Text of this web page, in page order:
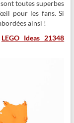
toutes superbes
pour les fans. Si
ainsi !
LEGO Ideas 21348